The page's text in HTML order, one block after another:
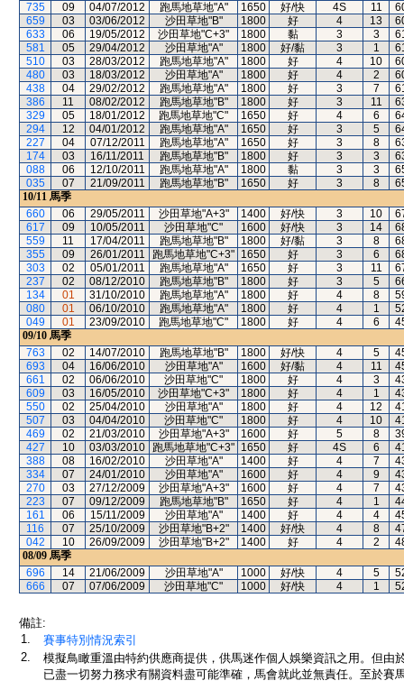
735
09 04/07/2012 跑馬地草地"A" 1650 好/快 4S 11
659
03 03/06/2012 沙田草地"B" 1800 好 4 13
633
06 19/05/2012 沙田草地"C+3" 1800 黏 3 3
581
05 29/04/2012 沙田草地"A" 1800 好/黏 3 1
510
03 28/03/2012 跑馬地草地"A" 1800 好 4 10
480
03 18/03/2012 沙田草地"A" 1800 好 4 2
438
04 29/02/2012 跑馬地草地"A" 1800 好 3 7
386
11 08/02/2012 跑馬地草地"B" 1800 好 3 11
329
05 18/01/2012 跑馬地草地"C" 1650 好 4 6
294
12 04/01/2012 跑馬地草地"A" 1650 好 3 5
227
04 07/12/2011 跑馬地草地"A" 1650 好 3 8
174
03 16/11/2011 跑馬地草地"B" 1800 好 3 3
088
06 12/10/2011 跑馬地草地"A" 1800 黏 3 3
035
07 21/09/2011 跑馬地草地"B" 1650 好 3 8
10/11 馬季
660
06 29/05/2011 沙田草地"A+3" 1400 好/快 3 10
617
09 10/05/2011 沙田草地"C" 1600 好/快 3 14
559
11 17/04/2011 跑馬地草地"B" 1800 好/黏 3 8
355
09 26/01/2011 跑馬地草地"C+3" 1650 好 3 6
303
02 05/01/2011 跑馬地草地"A" 1650 好 3 11
237
02 08/12/2010 跑馬地草地"B" 1800 好 3 5
134
01 31/10/2010 跑馬地草地"A" 1800 好 4 8
080
01 06/10/2010 跑馬地草地"A" 1800 好 4 1
049
01 23/09/2010 跑馬地草地"C" 1800 好 4 6
09/10 馬季
763
02 14/07/2010 跑馬地草地"B" 1800 好/快 4 5
693
04 16/06/2010 沙田草地"A" 1600 好/黏 4 11
661
02 06/06/2010 沙田草地"C" 1800 好 4 3
609
03 16/05/2010 沙田草地"C+3" 1800 好 4 1
550
02 25/04/2010 沙田草地"A" 1800 好 4 12
507
03 04/04/2010 沙田草地"C" 1800 好 4 10
469
02 21/03/2010 沙田草地"A+3" 1600 好 5 8
427
10 03/03/2010 跑馬地草地"C+3" 1650 好 4S 6
388
08 16/02/2010 沙田草地"A" 1400 好 4 7
334
07 24/01/2010 沙田草地"A" 1600 好 4 9
270
03 27/12/2009 沙田草地"A+3" 1600 好 4 7
223
07 09/12/2009 跑馬地草地"B" 1650 好 4 1
161
06 15/11/2009 沙田草地"A" 1400 好 4 4
116
07 25/10/2009 沙田草地"B+2" 1400 好/快 4 8
042
10 26/09/2009 沙田草地"B+2" 1400 好 4 2
08/09 馬季
696
14 21/06/2009 沙田草地"A" 1000 好/快 4 5
666
07 07/06/2009 沙田草地"C" 1000 好/快 4 1
備註:
1.
賽事特別情況索引
2.
模擬鳥瞰重溫由特約供應商提供，供馬迷作個人娛樂資訊之用。但
已盡一切努力務求有關資料盡可能準確，馬會就此並無責任。至於賽